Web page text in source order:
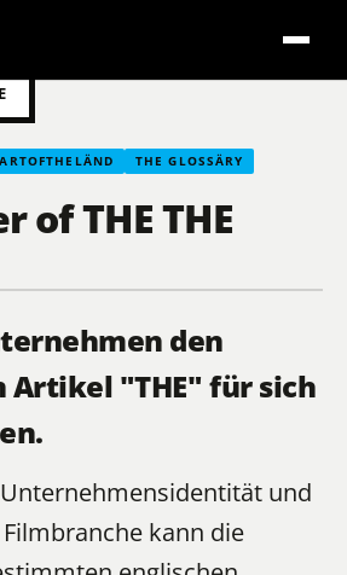
THE GLOSSÄRY
of THE THE
den
"THE" für sich
und
kann die